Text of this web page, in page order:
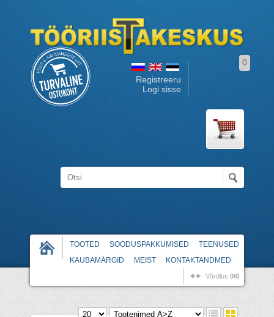
Registreeru
Logi sisse
0
TOOTED SOODUSPAKKUMISED
TEENUSED
KAUBAMÄRGID
MEIST KONTAKTANDMED
Võrdlus 0/0